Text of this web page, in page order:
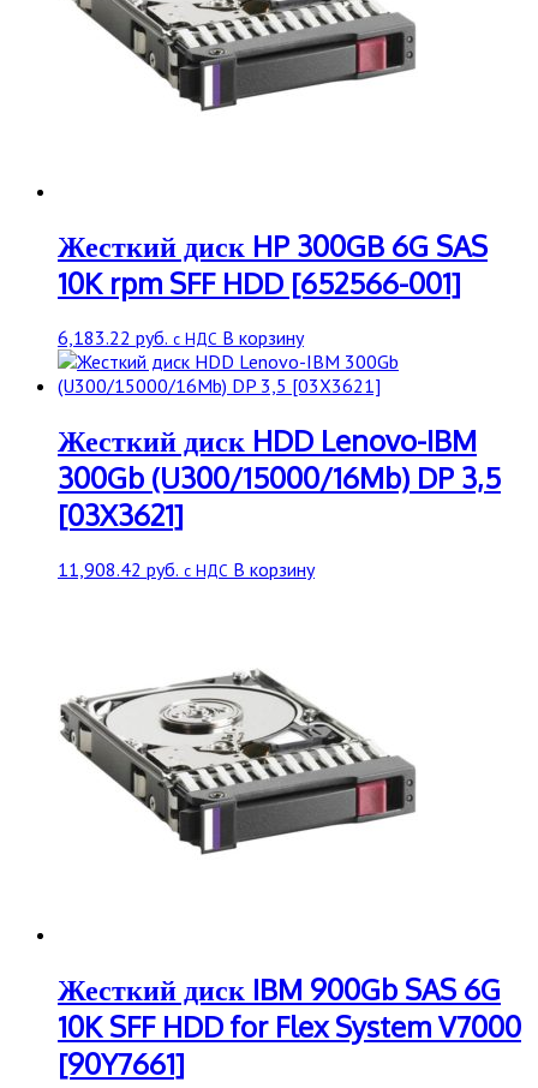
Жесткий диск HP 300GB 6G SAS
10K rpm SFF HDD [652566-001]
6,183.22 руб. с НДС В корзину
Жесткий диск HDD Lenovo-IBM
300Gb (U300/15000/16Mb) DP 3,5
[03X3621]
11,908.42 руб. с НДС В корзину
Жесткий диск IBM 900Gb SAS 6G
10K SFF HDD for Flex System V7000
[90Y7661]